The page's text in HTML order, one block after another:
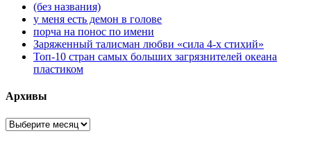
(без названия)
у меня есть демон в голове
порча на понос по имени
Заряженный талисман любви «сила 4-х стихий»
Топ-10 стран самых больших загрязнителей океана
пластиком
Архивы
Архивы